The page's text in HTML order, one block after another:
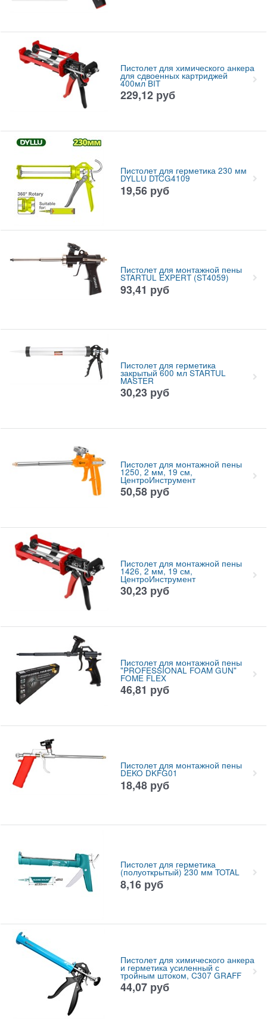
Пистолет для химического анкера
для сдвоенных картриджей
400мл BIT
229,12 руб
Пистолет для герметика 230 мм
DYLLU DTCG4109
19,56 руб
Пистолет для монтажной пены
STARTUL EXPERT (ST4059)
93,41 руб
Пистолет для герметика
закрытый 600 мл STARTUL
MASTER
30,23 руб
Пистолет для монтажной пены
1250, 2 мм, 19 см,
ЦентроИнструмент
50,58 руб
Пистолет для монтажной пены
1426, 2 мм, 19 см,
ЦентроИнструмент
30,23 руб
Пистолет для монтажной пены
"PROFESSIONAL FOAM GUN"
FOME FLEX
46,81 руб
Пистолет для монтажной пены
DEKO DKFG01
18,48 руб
Пистолет для герметика
(полуоткрытый) 230 мм TOTAL
8,16 руб
Пистолет для химического анкера
и герметика усиленный с
тройным штоком, C307 GRAFF
44,07 руб